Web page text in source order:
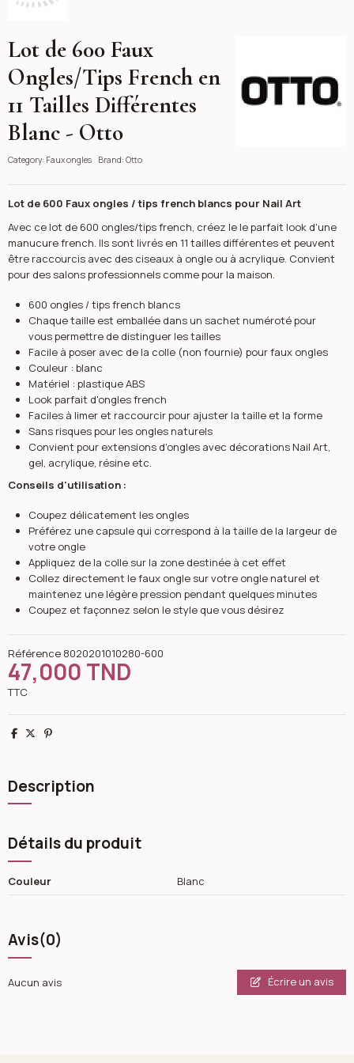
Lot de 600 Faux
Ongles/Tips French en
11 Tailles Différentes
Blanc - Otto
Category: Faux ongles Brand: Otto
Lot de 600 Faux ongles / tips french blancs pour Nail Art
Avec ce lot de 600 ongles/tips french, créez le le parfait look d'une
manucure french. Ils sont livrés en 11 tailles différentes et peuvent
être raccourcis avec des ciseaux à ongle ou à acrylique. Convient
pour des salons professionnels comme pour la maison.
600 ongles / tips french blancs
Chaque taille est emballée dans un sachet numéroté pour
vous permettre de distinguer les tailles
Facile à poser avec de la colle (non fournie) pour faux ongles
Couleur : blanc
Matériel : plastique ABS
Look parfait d'ongles french
Faciles à limer et raccourcir pour ajuster la taille et la forme
Sans risques pour les ongles naturels
Convient pour extensions d'ongles avec décorations Nail Art,
gel, acrylique, résine etc.
Conseils d'utilisation :
Coupez délicatement les ongles
Préférez une capsule qui correspond à la taille de la largeur de
votre ongle
Appliquez de la colle sur la zone destinée à cet effet
Collez directement le faux ongle sur votre ongle naturel et
maintenez une légère pression pendant quelques minutes
Coupez et façonnez selon le style que vous désirez
Référence 8020201010280-600
47,000 TND
TTC
Partager
TweetPinterest
Description
Détails du produit
Couleur Blanc
Avis(0)
Aucun avis Écrire un avis